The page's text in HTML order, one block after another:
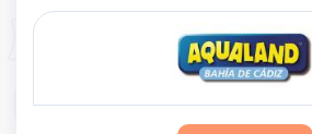
(Adrenaline Fun, Kidzworld,
Play), cuenta con nu ...Mostrar más